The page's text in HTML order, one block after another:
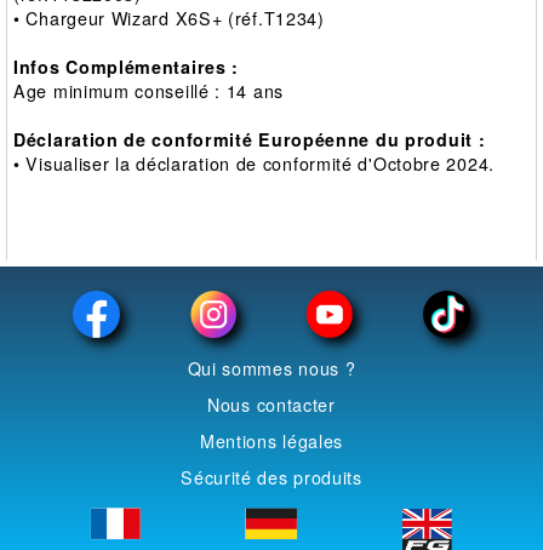
• Chargeur Wizard X6S+ (réf.T1234)
Infos Complémentaires :
Age minimum conseillé : 14 ans
Déclaration de conformité Européenne du produit :
•Visualiser la déclaration de conformité d'Octobre 2024.
Qui sommes nous ?
Nous contacter
Mentions légales
Sécurité des produits